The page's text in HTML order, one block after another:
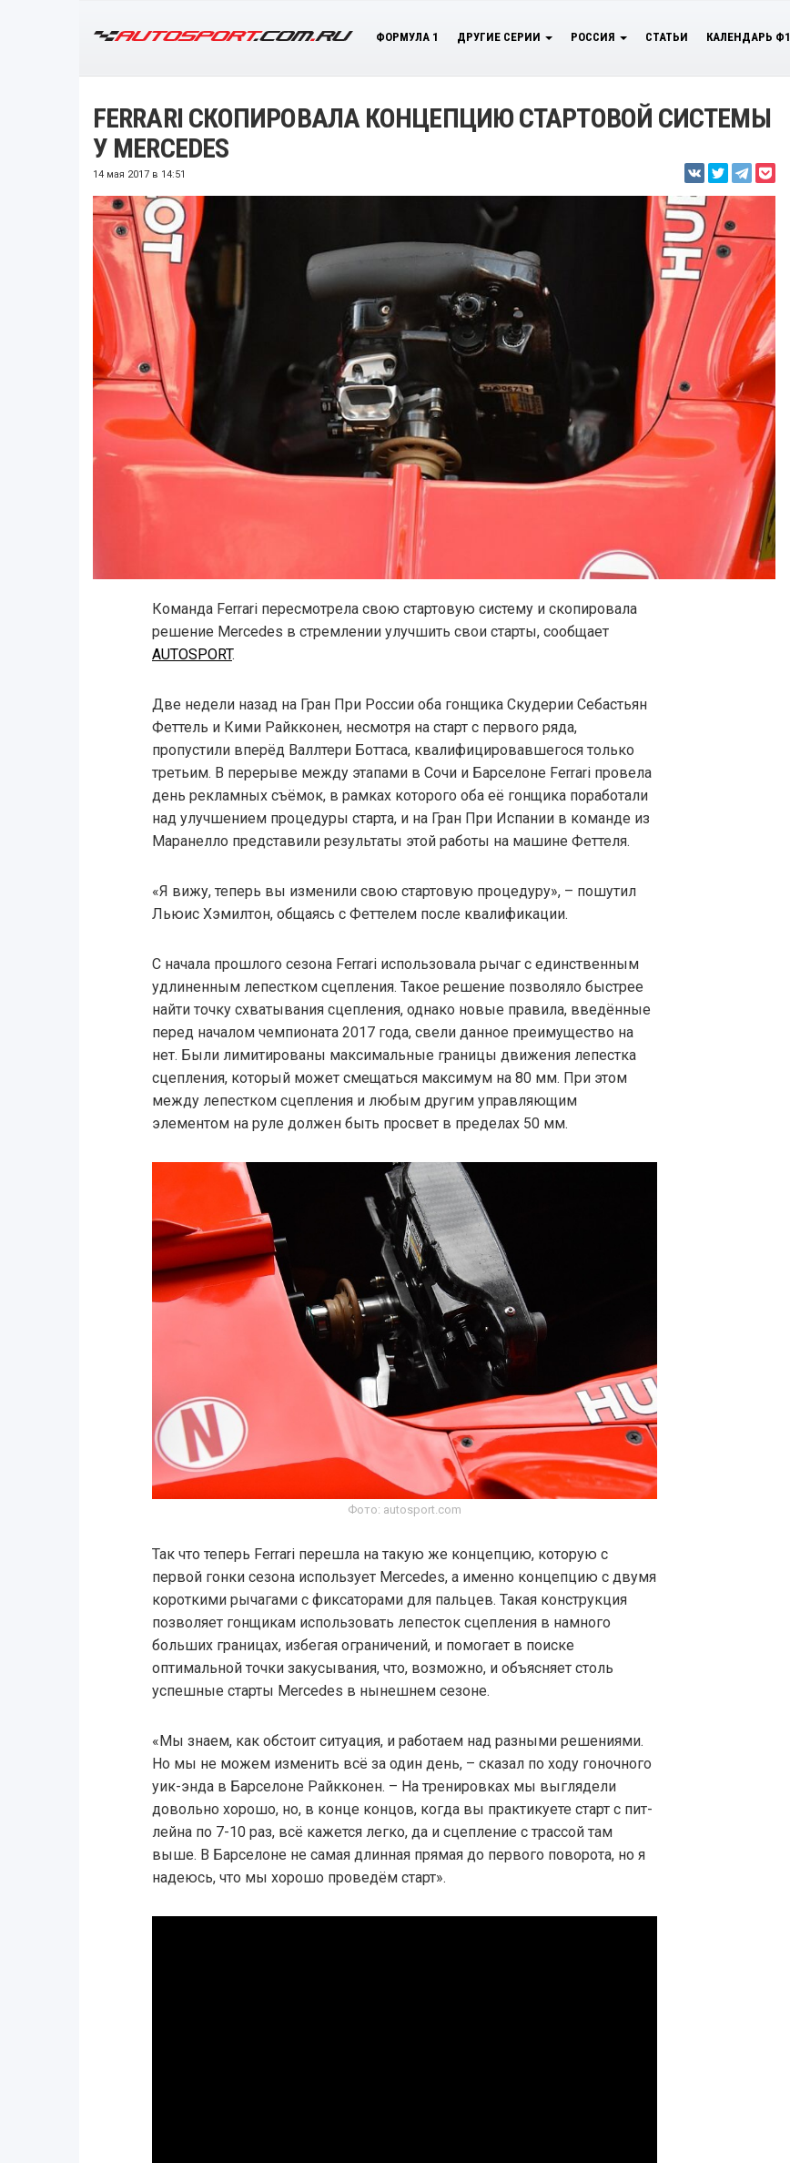
ФОРМУЛА 1 ДРУГИЕ СЕРИИ РОССИЯ СТАТЬИ КАЛЕНДАРЬ Ф1
FERRARI СКОПИРОВАЛА КОНЦЕПЦИЮ СТАРТОВОЙ СИСТЕМЫ
У MERCEDES
14 мая 2017 в 14:51
Команда Ferrari пересмотрела свою стартовую систему и скопировала
решение Mercedes в стремлении улучшить свои старты, сообщает
AUTOSPORT.
Две недели назад на Гран При России оба гонщика Скудерии Себастьян
Феттель и Кими Райкконен, несмотря на старт с первого ряда,
пропустили вперёд Валлтери Боттаса, квалифицировавшегося только
третьим. В перерыве между этапами в Сочи и Барселоне Ferrari провела
день рекламных съёмок, в рамках которого оба её гонщика поработали
над улучшением процедуры старта, и на Гран При Испании в команде из
Маранелло представили результаты этой работы на машине Феттеля.
«Я вижу, теперь вы изменили свою стартовую процедуру», – пошутил
Льюис Хэмилтон, общаясь с Феттелем после квалификации.
С начала прошлого сезона Ferrari использовала рычаг с единственным
удлиненным лепестком сцепления. Такое решение позволяло быстрее
найти точку схватывания сцепления, однако новые правила, введённые
перед началом чемпионата 2017 года, свели данное преимущество на
нет. Были лимитированы максимальные границы движения лепестка
сцепления, который может смещаться максимум на 80 мм. При этом
между лепестком сцепления и любым другим управляющим
элементом на руле должен быть просвет в пределах 50 мм.
Фото: autosport.com
Так что теперь Ferrari перешла на такую же концепцию, которую с
первой гонки сезона использует Mercedes, а именно концепцию с двумя
короткими рычагами с фиксаторами для пальцев. Такая конструкция
позволяет гонщикам использовать лепесток сцепления в намного
больших границах, избегая ограничений, и помогает в поиске
оптимальной точки закусывания, что, возможно, и объясняет столь
успешные старты Mercedes в нынешнем сезоне.
«Мы знаем, как обстоит ситуация, и работаем над разными решениями.
Но мы не можем изменить всё за один день, – сказал по ходу гоночного
уик-энда в Барселоне Райкконен. – На тренировках мы выглядели
довольно хорошо, но, в конце концов, когда вы практикуете старт с пит-
лейна по 7-10 раз, всё кажется легко, да и сцепление с трассой там
выше. В Барселоне не самая длинная прямая до первого поворота, но я
надеюсь, что мы хорошо проведём старт».